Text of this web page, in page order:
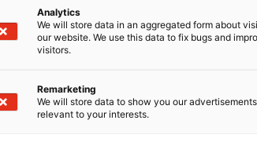
Analytics
We will store data in an aggregated form about
our website. We use this data to fix bugs and
visitors.
Remarketing
We will store data to show you our
relevant to your interests.